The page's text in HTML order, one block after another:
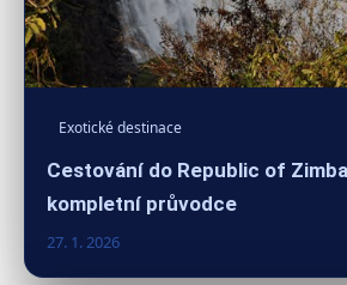
Exotické destinace
Cestování do Republic of
kompletní průvodce
27. 1. 2026